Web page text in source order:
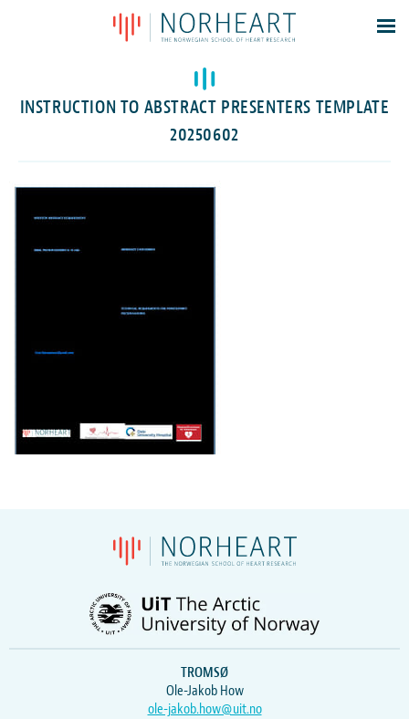
Latest news
Events
Theses
Contacts
INSTRUCTION TO ABSTRACT PRESENTERS TEMPLATE
20250602
TROMSØ
Ole-Jakob How
ole-jakob.how@uit.no